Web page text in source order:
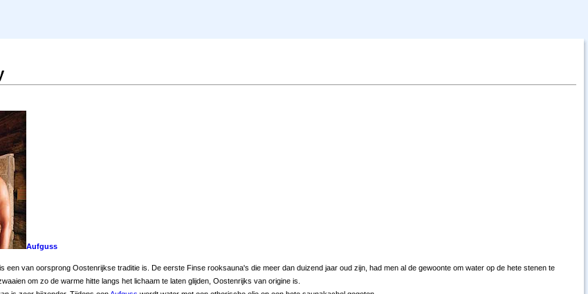
Aufguss
is een van oorsprong Oostenrijkse traditie is. De eerste Finse rooksauna's die meer dan duizend jaar oud zijn, had men al de gewoonte om water op de hete stenen te
om zo de warme hitte langs het lichaam te laten glijden, Oostenrijks van origine is.